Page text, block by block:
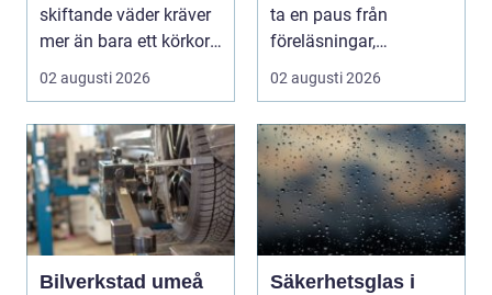
skiftande väder kräver
mer än bara ett körkort
och en pålitlig bil. ...
02 augusti 2026
ta en paus från
föreläsningar,
tentaplugg och sena
02 augusti 2026
Bilverkstad umeå
Säkerhetsglas i